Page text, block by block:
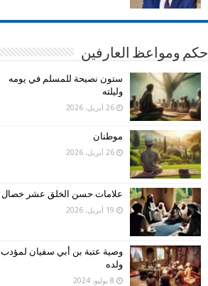
حكم ومواعظ العارفين
ستون نصيحة للمسلم في يومه
وليلته
26 أبريل، 2026
موطنان
26 أبريل، 2026
علامات حسن الخلق عشر خصال
19 أبريل، 2026
وصية عتبة بن أبي سفيان لمؤدب
ولده
8 يوليو، 2024